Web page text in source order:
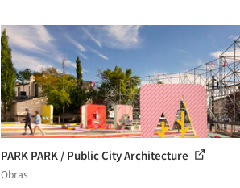
PARK PARK / Public City Architecture
Obras